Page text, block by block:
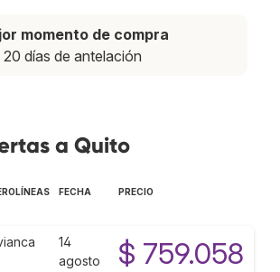
momento de compra
20 días de antelación
a Quito
FECHA PRECIO
14
agosto
$ 759.058